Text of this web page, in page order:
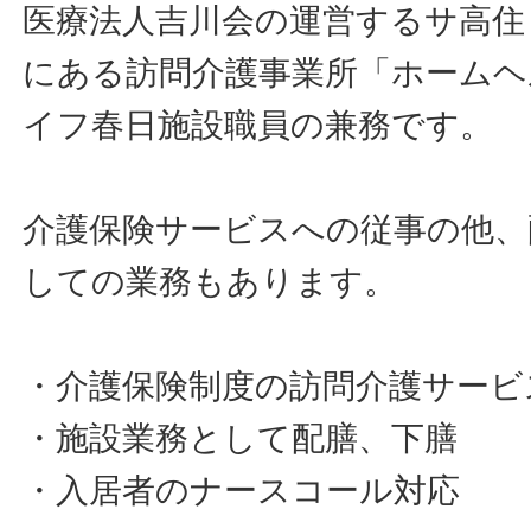
医療法人吉川会の運営するサ高
にある訪問介護事業所「ホーム
イフ春日施設職員の兼務です。
介護保険サービスへの従事の他
しての業務もあります。
・介護保険制度の訪問介護サー
・施設業務として配膳、下膳
・入居者のナースコール対応